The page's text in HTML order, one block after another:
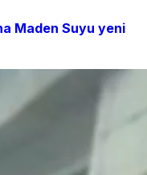
Maden Suyu yeni